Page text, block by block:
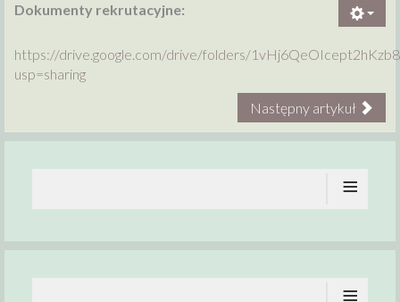
Dokumenty rekrutacyjne:
https://drive.google.com/drive/folders/
usp=sharing
Następny artykuł
≡